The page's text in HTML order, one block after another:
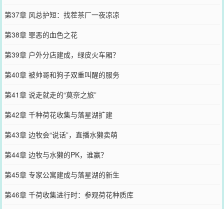
第37章 风总护短：找茬茶厂一夜凉凉
第38章 罪恶的血色之花
第39章 户外分店建成，绿皮火车厢？
第40章 被帅哥和狗子双重叫醒的服务
第41章 说走就走的“莫奈之旅”
第42章 千种荷花收集与落星湖扩建
第43章 边牧会“说话”，直播水獭卖萌
第44章 边牧与水獭的PK，谁赢？
第45章 专家公寓建成与落星湖的新生
第46章 千荷收集进行时：参观荷花种质库